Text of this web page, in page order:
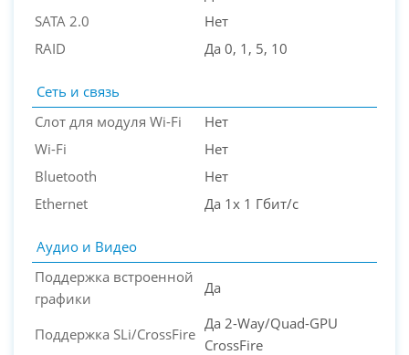
SATA 2.0
Нет
RAID
Да 0, 1, 5, 10
Сеть и связь
Слот для модуля Wi-Fi
Нет
Wi-Fi
Нет
Bluetooth
Нет
Ethernet
Да 1x 1 Гбит/с
Аудио и Видео
Поддержка встроенной
графики
Да
Поддержка SLi/CrossFire
Да 2-Way/Quad-GPU
CrossFire